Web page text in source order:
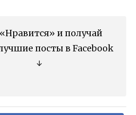
и получай
посты в Facebook
↓